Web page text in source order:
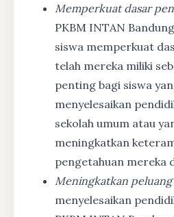
Memperkuat dasar
PKBM INTAN
siswa memperkuat
telah mereka miliki
penting bagi siswa
menyelesaikan
sekolah umum atau
meningkatkan
pengetahuan mereka
Meningkatkan
menyelesaikan